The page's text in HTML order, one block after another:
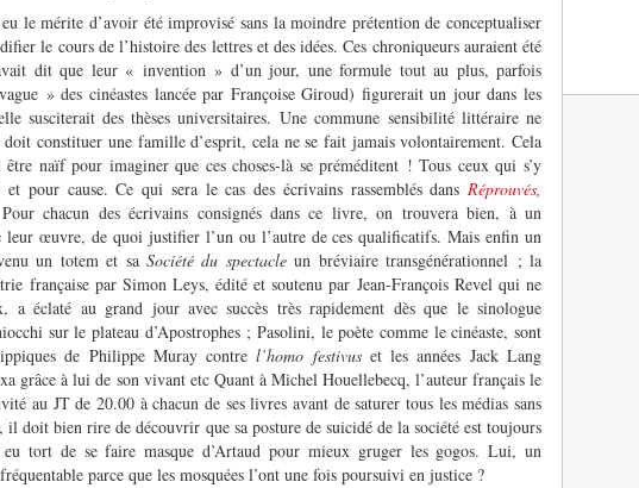
le mérite d’avoir été improvisé sans la moindre prétention de conceptualiser
le cours de l’histoire des lettres et des idées. Ces chroniqueurs auraient été
dit que leur « invention » d’un jour, une formule tout au plus, parfois
» des cinéastes lancée par Françoise Giroud) figurerait un jour dans les
susciterait des thèses universitaires. Une commune sensibilité littéraire ne
constituer une famille d’esprit, cela ne se fait jamais volontairement. Cela
être naïf pour imaginer que ces choses-là se préméditent ! Tous ceux qui s’y
et pour cause. Ce qui sera le cas des écrivains rassemblés dans Réprouvés,
Pour chacun des écrivains consignés dans ce livre, on trouvera bien, à un
leur œuvre, de quoi justifier l’un ou l’autre de ces qualificatifs. Mais enfin un
un totem et sa Société du spectacleun bréviaire transgénérationnel ; la
française par Simon Leys, édité et soutenu par Jean-François Revel qui ne
a éclaté au grand jour avec succès très rapidement dès que le sinologue
sur le plateau d’Apostrophes ; Pasolini, le poète comme le cinéaste, sont
de Philippe Muray contrel’homo festivuset les années Jack Lang
grâce à lui de son vivant etc Quant à Michel Houellebecq, l’auteur français le
au JT de 20.00 à chacun de ses livres avant de saturer tous les médias sans
il doit bien rire de découvrir que sa posture de suicidé de la société est toujours
eu tort de se faire masque d’Artaud pour mieux gruger les gogos. Lui, un
parce que les mosquées l’ont une fois poursuivi en justice ?